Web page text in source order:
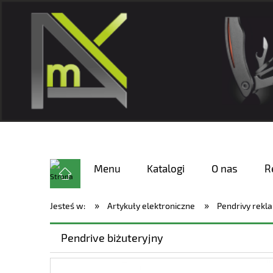
Menu Katalogi O nas
Jesteś w: » Artykuły elektroniczne » Pendrivy
Pendrive biżuteryjny